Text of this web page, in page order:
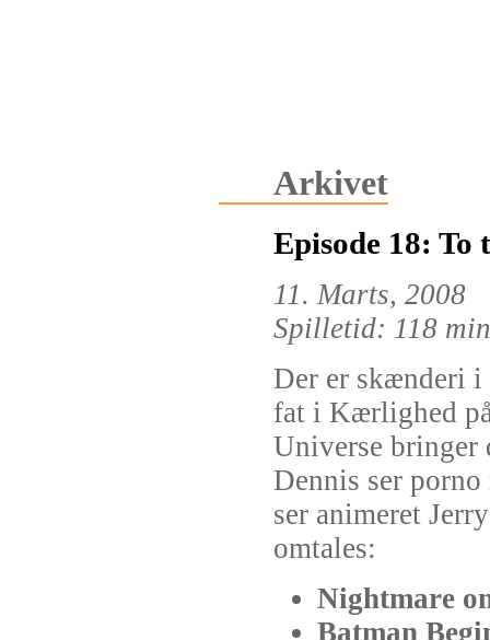
Arkivet
Episode 18: To
11. Marts, 2008
Spilletid: 118
Der er skænderi i
fat i Kærlighed
Universe bringer
Dennis ser
ser animeret
omtales:
Nightmare
Batman